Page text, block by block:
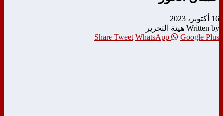
16 أكتوبر، 2023
Written by هيئة التحرير
Share Tweet WhatsApp Google Plus